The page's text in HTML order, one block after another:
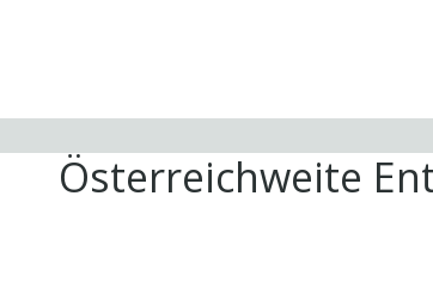
Österreichweite